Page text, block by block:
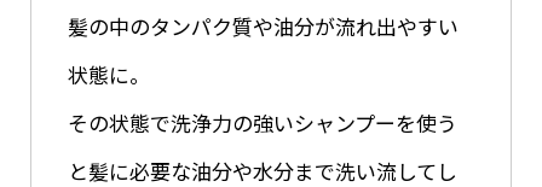
髪の中のタンパク質や油分が流れ出やすい
状態に。
その状態で洗浄力の強いシャンプーを使う
と髪に必要な油分や水分まで洗い流してし